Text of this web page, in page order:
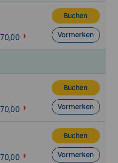
Buchen
Vormerken
Buchen
Vormerken
Buchen
Vormerken